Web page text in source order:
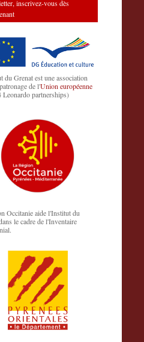
inscrivez-vous dès
du Grenat est une association
de l'Union européenne
Leonardo partnerships)
Occitanie aide l'Institut du
le cadre de l'Inventaire